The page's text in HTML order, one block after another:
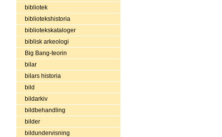
bibliotek
bibliotekshistoria
bibliotekskataloger
biblisk arkeologi
Big Bang-teorin
bilar
bilars historia
bild
bildarkiv
bildbehandling
bilder
bildundervisning